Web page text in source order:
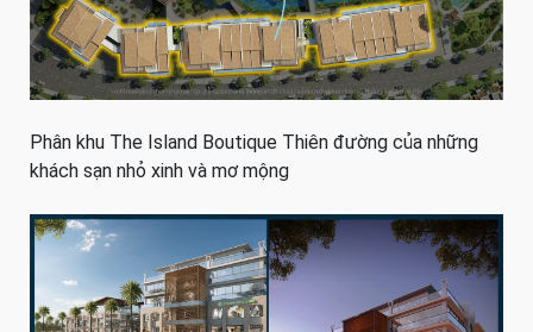
Phân khu The Island Boutique Thiên đường của những
khách sạn nhỏ xinh và mơ mộng